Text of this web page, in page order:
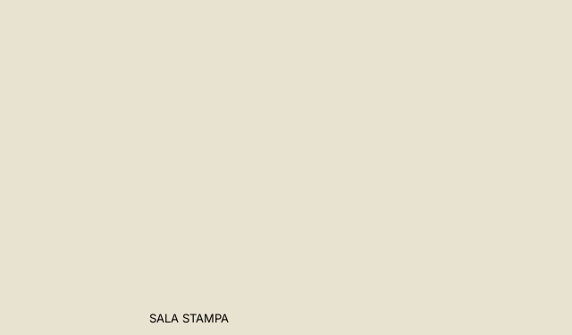
SALA STAMPA